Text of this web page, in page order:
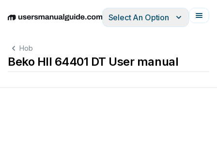
EnglishDeutschEspañolItalianoFrançais
Select An Option
Hob
Beko HII 64401 DT User manual